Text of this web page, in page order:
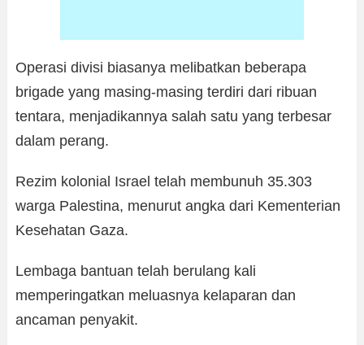
Operasi divisi biasanya melibatkan beberapa
brigade yang masing-masing terdiri dari ribuan
tentara, menjadikannya salah satu yang terbesar
dalam perang.
Rezim kolonial Israel telah membunuh 35.303
warga Palestina, menurut angka dari Kementerian
Kesehatan Gaza.
Lembaga bantuan telah berulang kali
memperingatkan meluasnya kelaparan dan
ancaman penyakit.